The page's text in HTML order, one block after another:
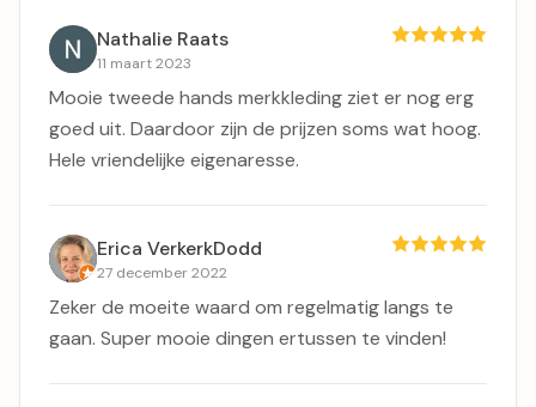
Nathalie Raats
11 maart 2023
Mooie tweede hands merkkleding ziet er nog erg
goed uit. Daardoor zijn de prijzen soms wat hoog.
Hele vriendelijke eigenaresse.
Erica VerkerkDodd
27 december 2022
Zeker de moeite waard om regelmatig langs te
gaan. Super mooie dingen ertussen te vinden!